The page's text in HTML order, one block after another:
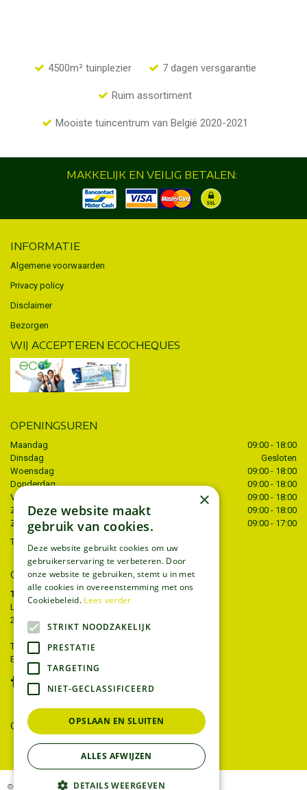
4500m² tuinplezier 7 dagen versgarantie
Ruim assortiment
Mooiste tuincentrum van België 2020-2021
MAKKELIJK EN VEILIG BETALEN:
INFORMATIE
Algemene voorwaarden
Privacy policy
Disclaimer
Bezorgen
WIJ ACCEPTEREN ECOCHEQUES
OPENINGSUREN
Maandag
09:00 - 18:00
Dinsdag
Gesloten
Woensdag
09:00 - 18:00
Donderdag
09:00 - 18:00
Vrijdag
09:00 - 18:00
Zaterdag
09:00 - 18:00
Zondag
09:00 - 17:00
Toon alle openingstijden
CONTACT
Tuincentrum Thiels
Liersesteenweg 68
2221 Heist-op-den-berg
T.
015 22 27 52
E.
GEEF UW MENING
© Tuincentrum Thiels
×
Deze website maakt
gebruik van cookies.
Deze website gebruikt cookies om uw
gebruikerservaring te verbeteren. Door
onze website te gebruiken, stemt u in met
alle cookies in overeenstemming met ons
Cookiebeleid. Lees verder
STRIKT NOODZAKELIJK
PRESTATIE
TARGETING
NIET-GECLASSIFICEERD
OPSLAAN EN SLUITEN
ALLES AFWIJZEN
DETAILS WEERGEVEN